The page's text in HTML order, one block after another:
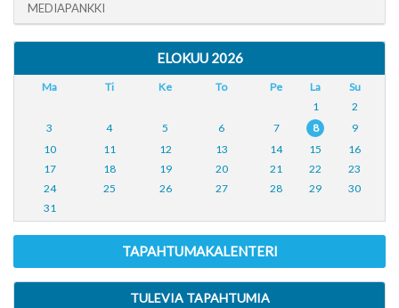
MEDIAPANKKI
ELOKUU 2026
Ma Ti Ke To Pe La
Su
1
2
3
4 5 6 7 8
9
10
11 12 13 14 15
16
17
18 19 20 21 22
23
24
25 26 27 28 29
30
31
TAPAHTUMAKALENTERI
TULEVIA TAPAHTUMIA